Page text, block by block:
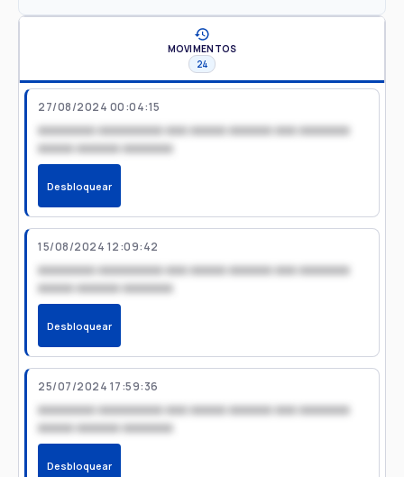
MOVIMENTOS
24
27/08/2024 00:04:15
xxxxxxxx xxxxxxxxx xxx xxxxx xxxxxx xxx xxxxxxx
xxxxx xxxxxx xxxxxxx
Desbloquear
15/08/2024 12:09:42
xxxxxxxx xxxxxxxxx xxx xxxxx xxxxxx xxx xxxxxxx
xxxxx xxxxxx xxxxxxx
Desbloquear
25/07/2024 17:59:36
xxxxxxxx xxxxxxxxx xxx xxxxx xxxxxx xxx xxxxxxx
xxxxx xxxxxx xxxxxxx
Desbloquear